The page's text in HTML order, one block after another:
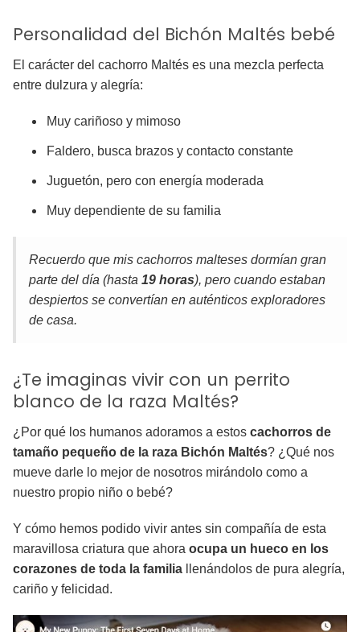
Personalidad del Bichón Maltés bebé
El carácter del cachorro Maltés es una mezcla perfecta
entre dulzura y alegría:
Muy cariñoso y mimoso
Faldero, busca brazos y contacto constante
Juguetón, pero con energía moderada
Muy dependiente de su familia
Recuerdo que mis cachorros malteses dormían gran
parte del día (hasta 19 horas), pero cuando estaban
despiertos se convertían en auténticos exploradores
de casa.
¿Te imaginas vivir con un perrito
blanco de la raza Maltés?
¿Por qué los humanos adoramos a estos cachorros de
tamaño pequeño de la raza Bichón Maltés? ¿Qué nos
mueve darle lo mejor de nosotros mirándolo como a
nuestro propio niño o bebé?
Y cómo hemos podido vivir antes sin compañía de esta
maravillosa criatura que ahora ocupa un hueco en los
corazones de toda la familia
llenándolos de pura alegría,
cariño y felicidad.